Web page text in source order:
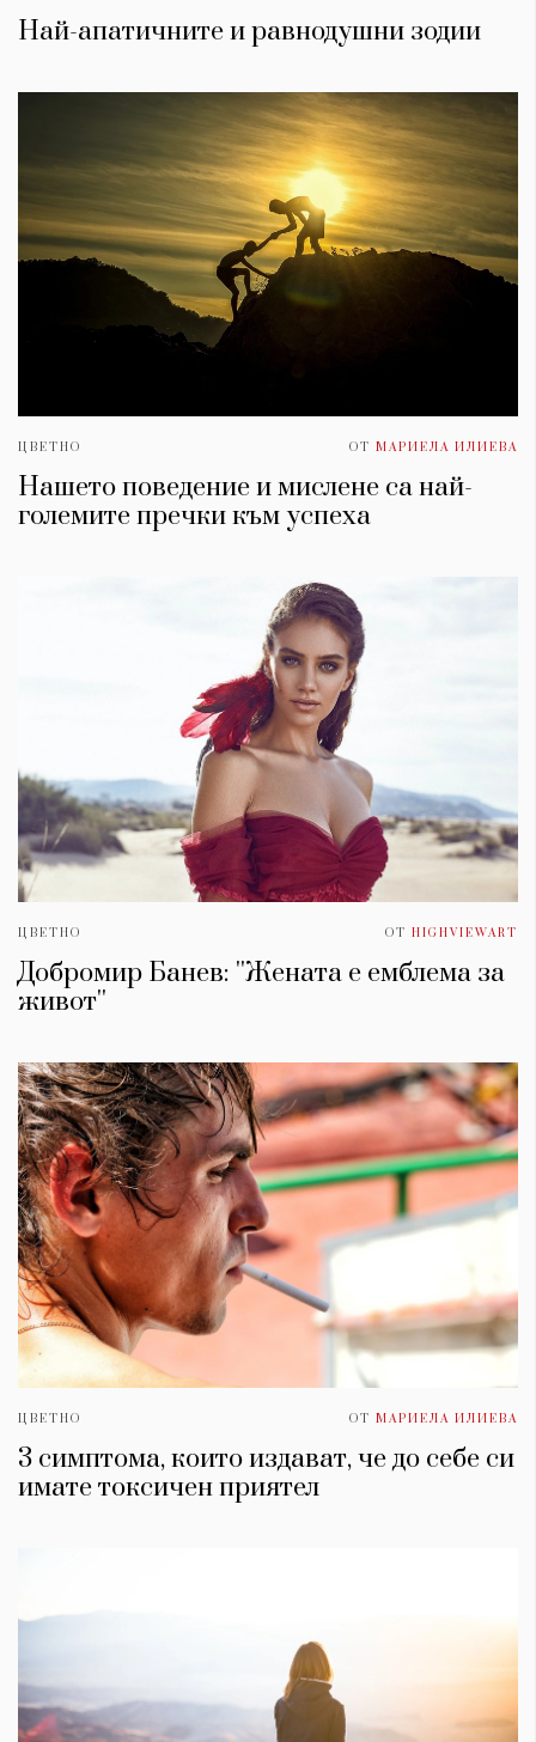
Най-апатичните и равнодушни зодии
ЦВЕТНО ОТ МАРИЕЛА ИЛИЕВА
Нашето поведение и мислене са най-
големите пречки към успеха
ЦВЕТНО ОТ HIGHVIEWART
Добромир Банев: ''Жената е емблема за
живот''
ЦВЕТНО ОТ МАРИЕЛА ИЛИЕВА
3 симптома, които издават, че до себе си
имате токсичен приятел